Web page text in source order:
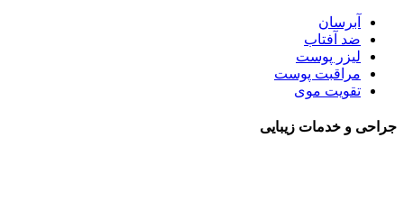
آبرسان
ضد آفتاب
لیزر پوست
مراقبت پوست
تقویت موی
جراحی و خدمات زیبایی